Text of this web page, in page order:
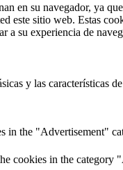
en su navegador, ya
este sitio web. Estas
a su experiencia de
y las características
in the "Advertisement"
cookies in the category